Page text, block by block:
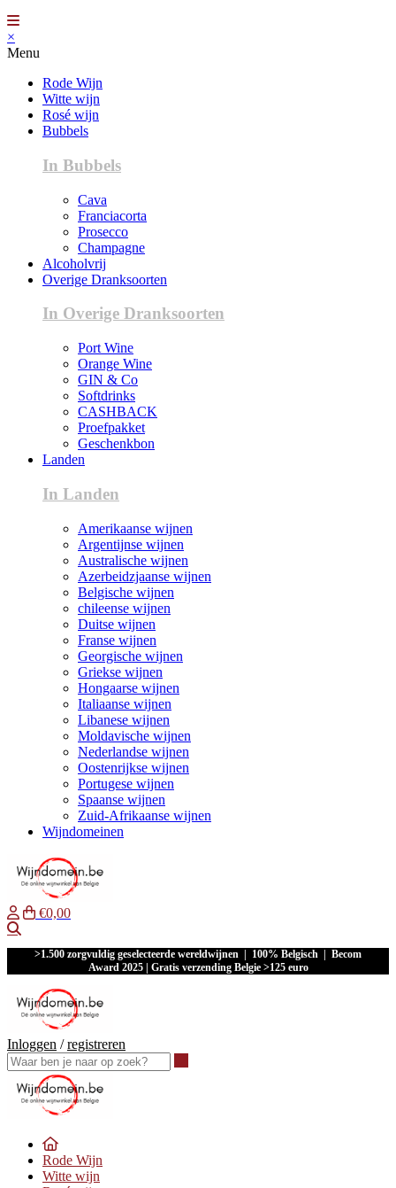
×
Menu
Rode Wijn
Witte wijn
Rosé wijn
Bubbels
In Bubbels
Cava
Franciacorta
Prosecco
Champagne
Alcoholvrij
Overige Dranksoorten
In Overige Dranksoorten
Port Wine
Orange Wine
GIN & Co
Softdrinks
CASHBACK
Proefpakket
Geschenkbon
Landen
In Landen
Amerikaanse wijnen
Argentijnse wijnen
Australische wijnen
Azerbeidzjaanse wijnen
Belgische wijnen
chileense wijnen
Duitse wijnen
Franse wijnen
Georgische wijnen
Griekse wijnen
Hongaarse wijnen
Italiaanse wijnen
Libanese wijnen
Moldavische wijnen
Nederlandse wijnen
Oostenrijkse wijnen
Portugese wijnen
Spaanse wijnen
Zuid-Afrikaanse wijnen
Wijndomeinen
€0,00
>1.500 zorgvuldig geselecteerde wereldwijnen | 100% Belgisch | Becom
Award 2025 | Gratis verzending Belgie >125 euro
Inloggen /registreren
Rode Wijn
Witte wijn